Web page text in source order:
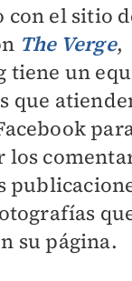
con el sitio
The Verge,
tiene un
que
los
su página.